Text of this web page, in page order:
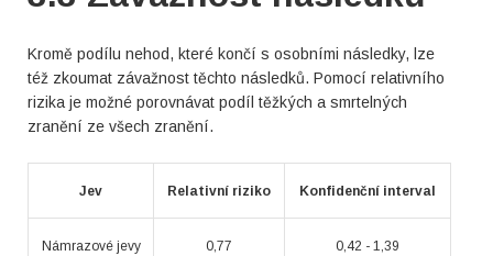
Kromě podílu nehod, které končí s osobními následky, lze
též zkoumat závažnost těchto následků. Pomocí relativního
rizika je možné porovnávat podíl těžkých a smrtelných
zranění ze všech zranění.
Jev Relativní riziko Konfidenční interval
Námrazové jevy 0,77 0,42 - 1,39